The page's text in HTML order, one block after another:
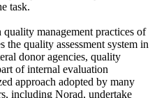
task.
management practices of
the quality assessment system in
donor agencies, quality
of internal evaluation
approach adopted by many
including Norad, undertake